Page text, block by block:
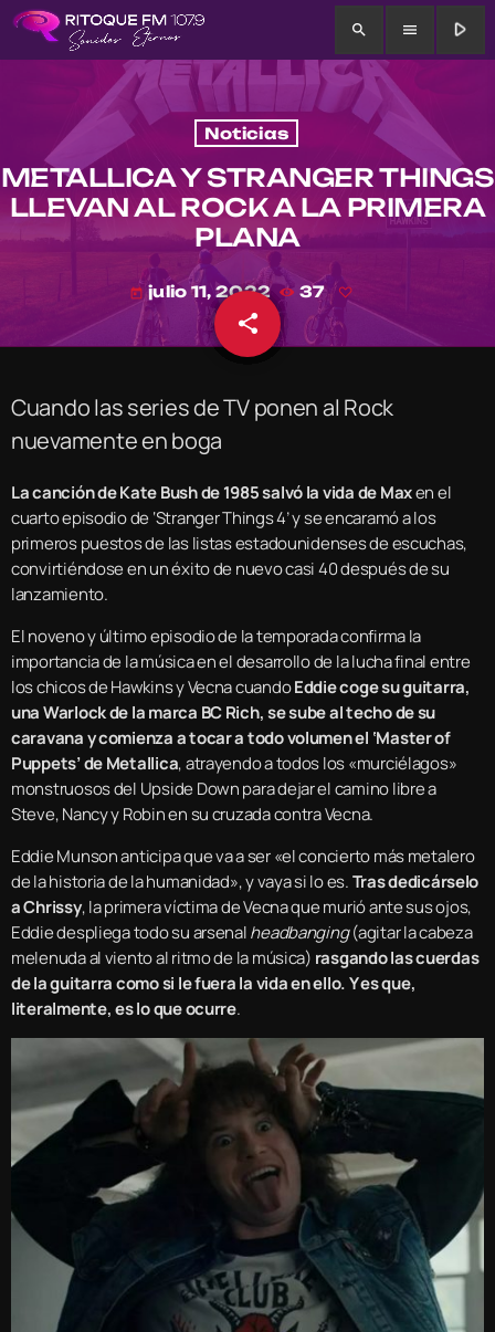
search menu play_arrow
Noticias
METALLICA Y STRANGER THINGS
LLEVAN AL ROCK A LA PRIMERA
PLANA
today julio 11, 2022 37
share
email
Cuando las series de TV ponen al Rock
nuevamente en boga
La canción de Kate Bush de 1985 salvó la vida de Maxen el
cuarto episodio de ‘Stranger Things 4’ y se encaramó a los
primeros puestos de las listas estadounidenses de escuchas,
convirtiéndose en un éxito de nuevo casi 40 después de su
lanzamiento.
El noveno y último episodio de la temporada confirma la
importancia de la música en el desarrollo de la lucha final entre
los chicos de Hawkins y Vecna cuandoEddie coge su guitarra,
una Warlock de la marca BC Rich, se sube al techo de su
caravana y comienza a tocar a todo volumen el ‘Master of
Puppets’ de Metallica, atrayendo a todos los «murciélagos»
monstruosos del Upside Down para dejar el camino libre a
Steve, Nancy y Robin en su cruzada contra Vecna.
Eddie Munson anticipa que va a ser «el concierto más metalero
de la historia de la humanidad», y vaya si lo es.Tras dedicárselo
a Chrissy, la primera víctima de Vecna que murió ante sus ojos,
Eddie despliega todo su arsenalheadbanging(agitar la cabeza
melenuda al viento al ritmo de la música) rasgando las cuerdas
de la guitarra como si le fuera la vida en ello. Y es que,
literalmente, es lo que ocurre.